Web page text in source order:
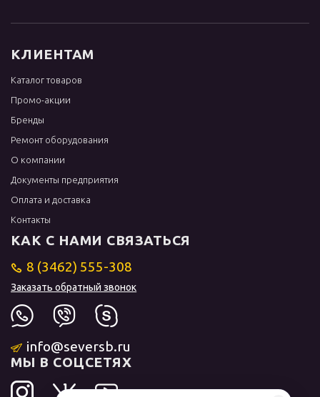
КЛИЕНТАМ
Каталог товаров
Промо-акции
Бренды
Ремонт оборудования
О компании
Документы предприятия
Оплата и доставка
Контакты
КАК С НАМИ СВЯЗАТЬСЯ
8 (3462) 555-308
Заказать обратный звонок
info@seversb.ru
МЫ В СОЦСЕТЯХ